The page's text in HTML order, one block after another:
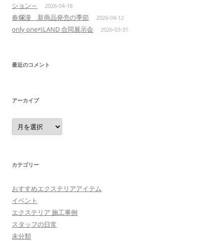
ション～
2026-04-18
春爛漫 新商品発売の季節 2026-04-12
only one×ILAND 合同展示会 2026-03-31
最近のコメント
アーカイブ
ア
ー
カ
カテゴリー
おすすめエクステリアアイテム
イベント
エクステリア 施工事例
スタッフの日常
未分類